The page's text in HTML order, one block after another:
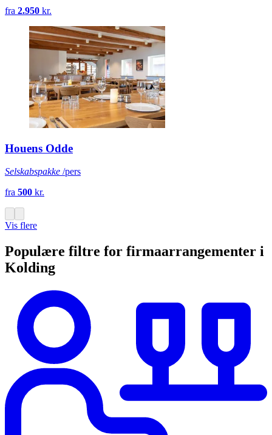
fra 2.950 kr.
Houens Odde
Selskabspakke /pers
fra 500 kr.
Vis flere
Populære filtre for firmaarrangementer i
Kolding